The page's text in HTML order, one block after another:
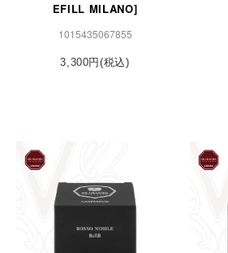
EFILL MILANO]
1015435067855
3,300円(税込)